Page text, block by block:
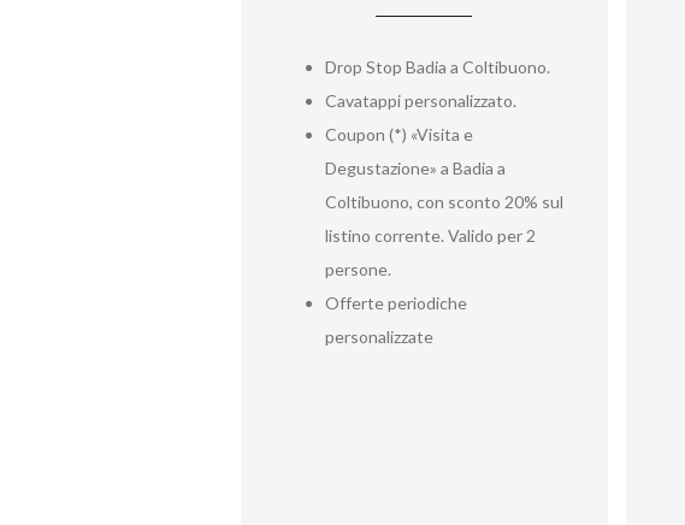
Drop Stop Badia a Coltibuono.
Cavatappi personalizzato.
Coupon (*) «Visita e
Degustazione» a Badia a
Coltibuono, con sconto 20% sul
listino corrente. Valido per 2
persone.
Offerte periodiche
personalizzate